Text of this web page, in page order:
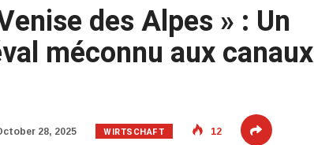
des Alpes » : Un
méconnu aux canaux
28, 2025 WIRTSCHAFT 12